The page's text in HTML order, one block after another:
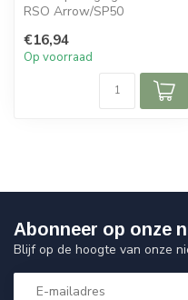
RSO Arrow/SP50
€16,94
Op voorraad
Abonneer op onze
Blijf op de hoogte van onze